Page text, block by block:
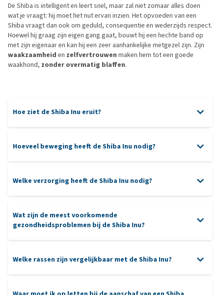
De Shiba is intelligent en leert snel, maar zal niet zomaar alles doen
wat je vraagt: hij moet het nut ervan inzien. Het opvoeden van een
Shiba vraagt dan ook om geduld, consequentie en wederzijds respect.
Hoewel hij graag zijn eigen gang gaat, bouwt hij een hechte band op
met zijn eigenaar en kan hij een zeer aanhankelijke metgezel zijn. Zijn
waakzaamheid en zelfvertrouwen maken hem tot een goede
waakhond, zonder overmatig blaffen.
Hoe ziet de Shiba Inu eruit?
Hoeveel beweging heeft de Shiba Inu nodig?
puzzels
Welke verzorging heeft de Shiba Inu nodig?
geborsteld
Wat zijn de meest voorkomende
gezondheidsproblemen bij de Shiba Inu?
Welke rassen zijn vergelijkbaar met de Shiba Inu?